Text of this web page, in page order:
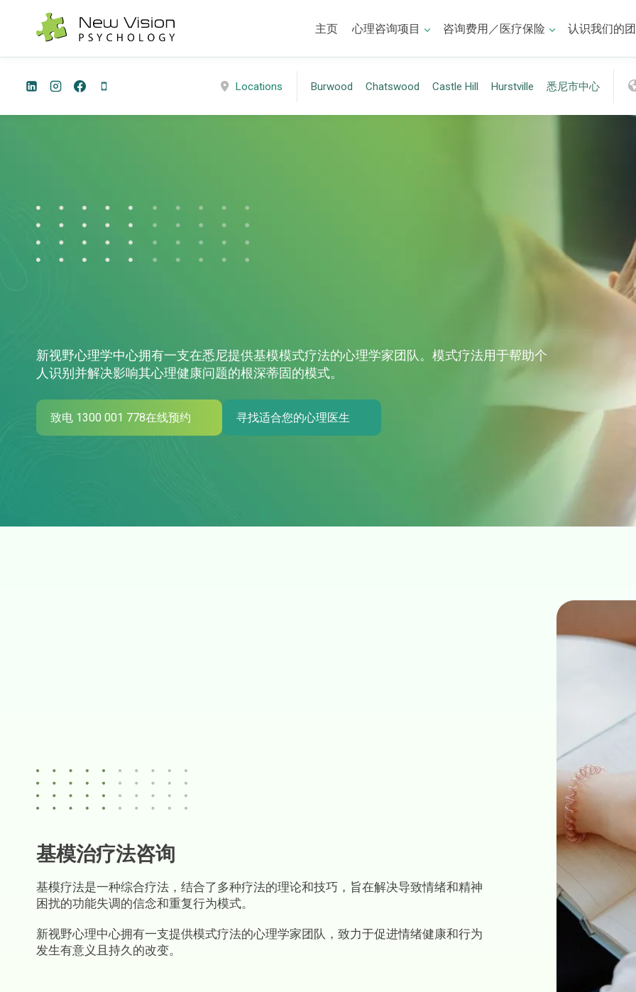
主页 心理咨询项目 咨询费用／医疗保险 认识我们的
Locations Burwood Chatswood Castle Hill Hurstville 悉尼市中心
新视野心理学中心拥有一支在悉尼提供基模模式疗法的心理学家团队。模式疗法用于帮助个
人识别并解决影响其心理健康问题的根深蒂固的模式。
致电 1300 001 778在线预约 寻找适合您的心理医生
基模治疗法咨询
基模疗法是一种综合疗法，结合了多种疗法的理论和技巧，旨在解决导致情绪和精神
困扰的功能失调的信念和重复行为模式。
新视野心理中心拥有一支提供模式疗法的心理学家团队，致力于促进情绪健康和行为
发生有意义且持久的改变。